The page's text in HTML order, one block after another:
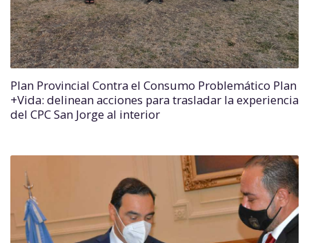
Plan Provincial Contra el Consumo Problemático Plan
+Vida: delinean acciones para trasladar la experiencia
del CPC San Jorge al interior